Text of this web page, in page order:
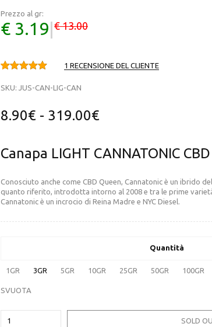
Prezzo al gr:
€ 3.19|€ 13.00
su 5 su
1 RECENSIONE DEL CLIENTE
8.90€ - 319.00€
SKU: JUS-CAN-LIG-CAN
Canapa LIGHT CANNATONIC CBD
Conosciuto anche come CBD Queen, Cannatonic è un ibrido
quanto riferito, introdotta intorno al 2008 e tra le prime
Cannatonic è un incrocio di Reina Madre e NYC Diesel.
Quantità
SVUOTA
1GR 3GR 5GR 10GR 25GR 50GR 100GR
SOLD